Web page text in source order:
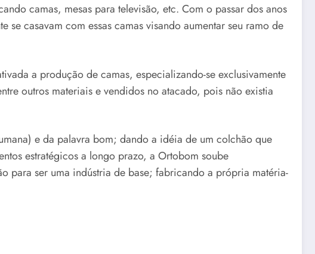
camas, mesas para televisão, etc. Com o passar dos anos
casavam com essas camas visando aumentar seu ramo de
a produção de camas, especializando-se exclusivamente
outros materiais e vendidos no atacado, pois não existia
e da palavra bom; dando a idéia de um colchão que
estratégicos a longo prazo, a Ortobom soube
para ser uma indústria de base; fabricando a própria matéria-